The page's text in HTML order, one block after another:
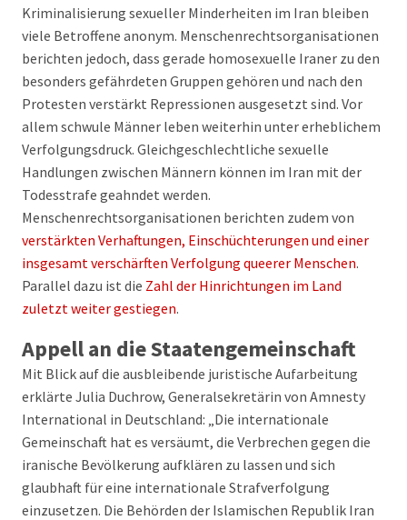
Kriminalisierung sexueller Minderheiten im Iran bleiben
viele Betroffene anonym. Menschenrechtsorganisationen
berichten jedoch, dass gerade homosexuelle Iraner zu den
besonders gefährdeten Gruppen gehören und nach den
Protesten verstärkt Repressionen ausgesetzt sind. Vor
allem schwule Männer leben weiterhin unter erheblichem
Verfolgungsdruck. Gleichgeschlechtliche sexuelle
Handlungen zwischen Männern können im Iran mit der
Todesstrafe geahndet werden.
Menschenrechtsorganisationen berichten zudem von
verstärkten Verhaftungen, Einschüchterungen und einer
insgesamt verschärften Verfolgung queerer Menschen.
Parallel dazu ist die Zahl der Hinrichtungen im Land
zuletzt weiter gestiegen.
Appell an die Staatengemeinschaft
Mit Blick auf die ausbleibende juristische Aufarbeitung
erklärte Julia Duchrow, Generalsekretärin von Amnesty
International in Deutschland: „Die internationale
Gemeinschaft hat es versäumt, die Verbrechen gegen die
iranische Bevölkerung aufklären zu lassen und sich
glaubhaft für eine internationale Strafverfolgung
einzusetzen. Die Behörden der Islamischen Republik Iran